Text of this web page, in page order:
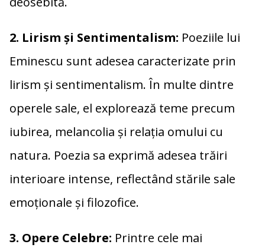
2. Lirism și Sentimentalism: Poeziile lui
Eminescu sunt adesea caracterizate prin
lirism și sentimentalism. În multe dintre
operele sale, el explorează teme precum
iubirea, melancolia și relația omului cu
natura. Poezia sa exprimă adesea trăiri
interioare intense, reflectând stările sale
emoționale și filozofice.
3. Opere Celebre: Printre cele mai